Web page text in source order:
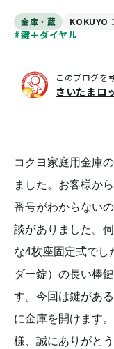
金庫・蔵 KOKUYO
#鍵＋ダイヤル
このブログを
さいたまロ
コクヨ家庭用金庫
ました。お客様か
番号がわからない
談がありました。
な4枚座固定式でし
ダー錠）の長い棒
す。今回は鍵があ
に金庫を開けます
様、誠にありがと